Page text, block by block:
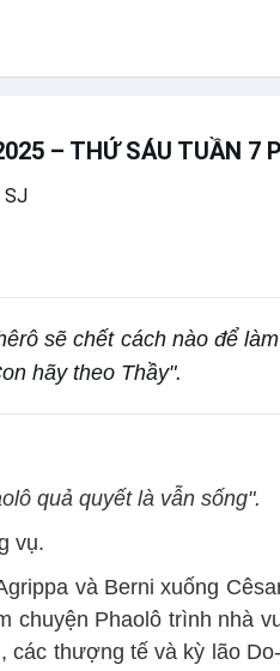
– THỨ SÁU TUẦN 7
SJ
sẽ chết cách nào để
hãy theo Thầy".
quả quyết là vẫn sống".
vụ.
và Berni xuống
chuyện Phaolô trình nhà
các thượng tế và kỳ lão